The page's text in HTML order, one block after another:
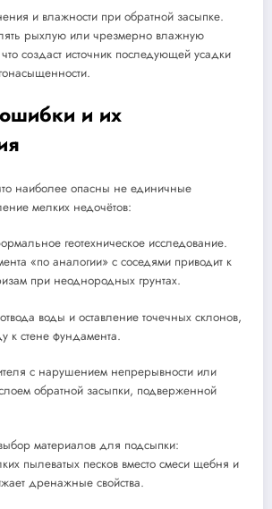
и влажности при обратной засыпке.
рыхлую или чрезмерно влажную
создаст источник последующей усадки
и их
наиболее опасны не единичные
мелких недочётов:
геотехническое исследование.
«по аналогии» с соседями приводит к
при неоднородных грунтах.
воды и оставление точечных склонов,
к стене фундамента.
с нарушением непрерывности или
обратной засыпки, подверженной
материалов для подсыпки:
пылеватых песков вместо смеси щебня и
дренажные свойства.